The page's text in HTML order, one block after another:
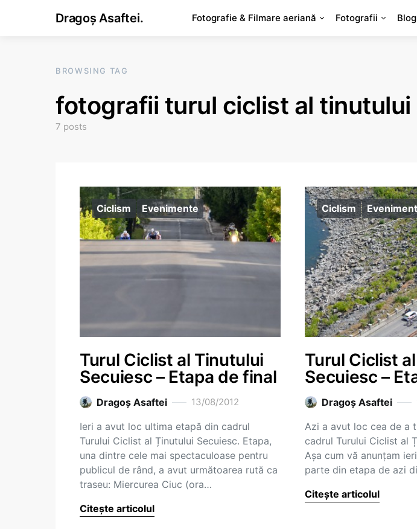
Dragoș Asaftei. Fotografie & Filmare aeriană Fotografii
BROWSING TAG
fotografii turul ciclist al
7 posts
Ciclism Evenimente
Turul Ciclist al Tinutului
Secuiesc – Etapa de final
Dragoş Asaftei 13/08/2012
Ieri a avut loc ultima etapă din cadrul
Turului Ciclist al Ținutului Secuiesc. Etapa,
una dintre cele mai spectaculoase pentru
publicul de rând, a avut următoarea rută ca
traseu: Miercurea Ciuc (ora…
Citește articolul
Ciclism
Turul Ciclist
Secuiesc –
Dragoş Asaftei
Azi a avut loc cea de a
cadrul Turului Ciclist al
Așa cum vă anunțam
parte din etapa de azi
Citește articolul